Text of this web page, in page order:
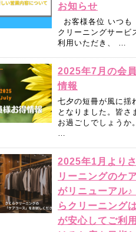
お知らせ
お客様各位 いつも
クリーニングサービ
利用いただき、 …
2025年7月の会
情報
七夕の短冊が風に揺
となりました。皆さ
お過ごしでしょうか
…
2025年1月より
リーニングのケ
がリニューアル
らクリーニング
が安心してご利